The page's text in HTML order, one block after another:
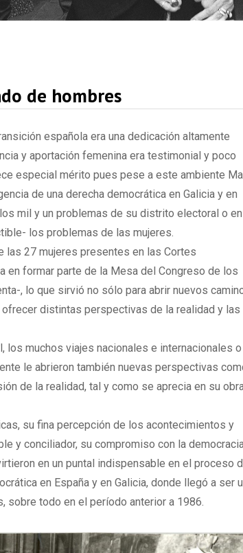
de hombres
española era una dedicación altamente
y aportación femenina era testimonial y poco
especial mérito pues pese a este ambiente
de una derecha democrática en Galicia y en
mil y un problemas de su distrito electoral o en
los problemas de las mujeres.
las 27 mujeres presentes en las Cortes
en formar parte de la Mesa del Congreso de los
, lo que sirvió no sólo para abrir nuevos
distintas perspectivas de la realidad y las
los muchos viajes nacionales e internacionales
le abrieron también nuevas perspectivas
de la realidad, tal y como se aprecia en su
su fina percepción de los acontecimientos y
y conciliador, su compromiso con la
en un puntal indispensable en el proceso
en España y en Galicia, donde llegó a ser
sobre todo en el período anterior a 1986.